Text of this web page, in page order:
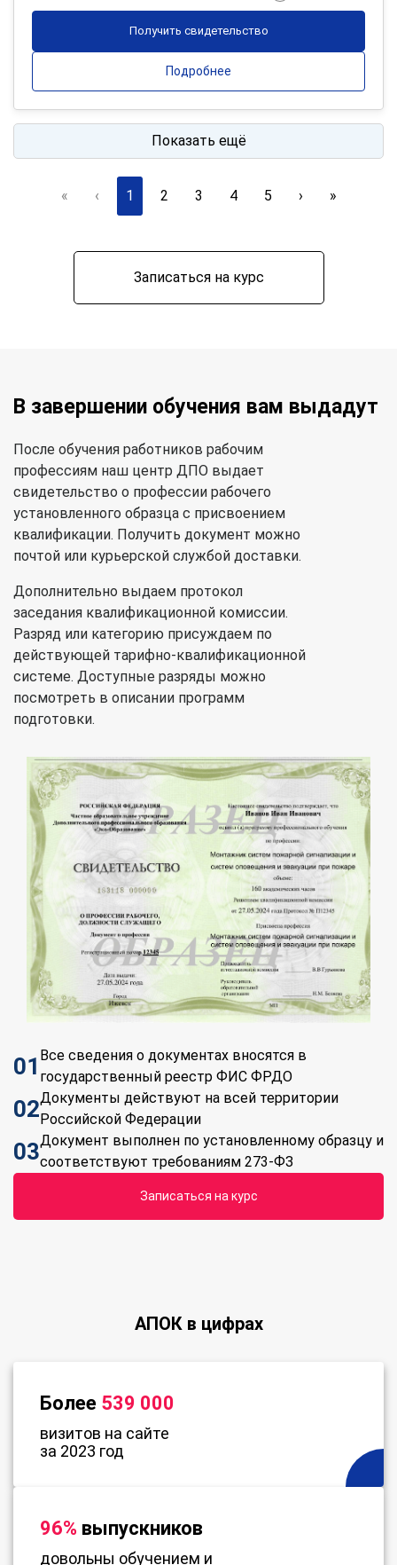
Получить свидетельство
Подробнее
Показать ещё
« ‹ 1 2 3 4 5 › »
Записаться на курс
В завершении обучения вам выдадут
После обучения работников рабочим
профессиям наш центр ДПО выдает
свидетельство о профессии рабочего
установленного образца с присвоением
квалификации. Получить документ можно
почтой или курьерской службой доставки.
Дополнительно выдаем протокол
заседания квалификационной комиссии.
Разряд или категорию присуждаем по
действующей тарифно-квалификационной
системе. Доступные разряды можно
посмотреть в описании программ
подготовки.
01 Все сведения о документах вносятся в
государственный реестр ФИС ФРДО
02Документы действуют на всей территории
Российской Федерации
03Документ выполнен по установленному образцу и
соответствуют требованиям 273-ФЗ
Записаться на курс
АПОК в цифрах
Более 539 000
визитов на сайте
за 2023 год
96% выпускников
довольны обучением и